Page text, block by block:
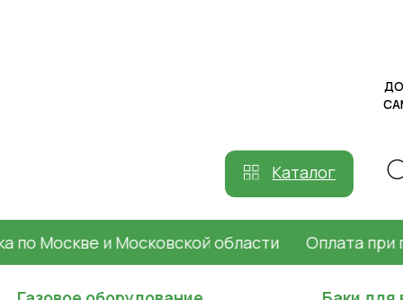
Каталог
и Московской области Оплата при
Газовые обогреватели
Баки для душа
Газовое оборудование Баки для воды